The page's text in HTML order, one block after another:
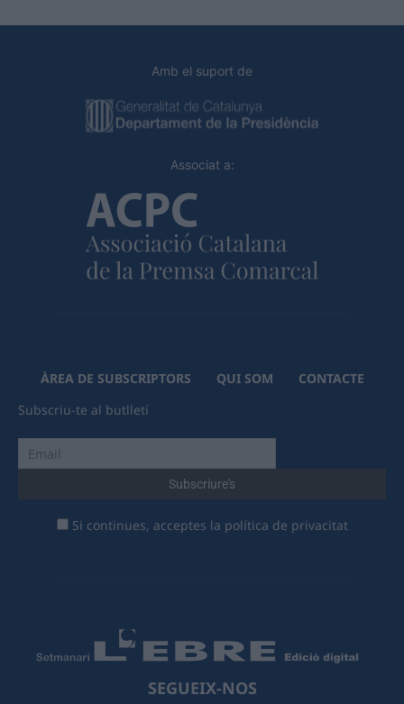
Amb el suport de
Associat a:
ÀREA DE SUBSCRIPTORS QUI SOM
CONTACTE
Subscriu-te al butlletí
Si continues, acceptes la política de privacitat
SEGUEIX-NOS